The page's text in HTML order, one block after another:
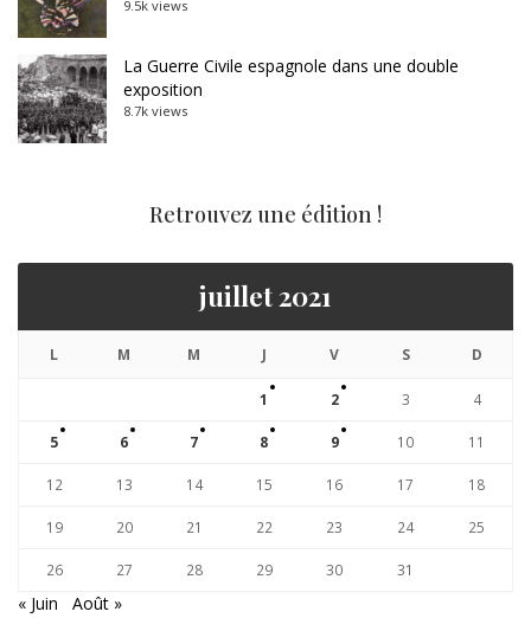
9.5k views
La Guerre Civile espagnole dans une double
exposition
8.7k views
Retrouvez une édition !
juillet 2021
L M M J V S D
1 2 3 4
5 6 7 8 9 10 11
12 13 14 15 16 17 18
19 20 21 22 23 24 25
26 27 28 29 30 31
« Juin Août »